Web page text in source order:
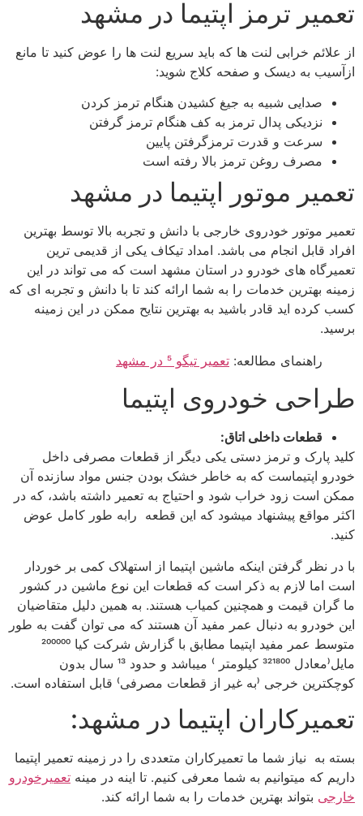
تعمیر ترمز اپتیما در مشهد
از علائم خرابی لنت ها که باید سریع لنت ها را عوض کنید تا مانع
ازآسیب به دیسک و صفحه کلاج شوید:
صدایی شبیه به جیغ کشیدن هنگام ترمز کردن
نزدیکی پدال ترمز به کف هنگام ترمز گرفتن
سرعت و قدرت ترمزگرفتن پایین
مصرف روغن ترمز بالا رفته است
تعمیر موتور اپتیما در مشهد
تعمیر موتور خودروی خارجی با دانش و تجربه بالا توسط بهترین
افراد قابل انجام می باشد. امداد تیکاف یکی از قدیمی ترین
تعمیرگاه های خودرو در استان مشهد است که می تواند در این
زمینه بهترین خدمات را به شما ارائه کند تا با دانش و تجربه ای که
کسب کرده اید قادر باشید به بهترین نتایح ممکن در این زمینه
برسید.
راهنمای مطالعه: تعمیر تیگو 5 در مشهد
طراحی خودروی اپتیما
قطعات داخلی اتاق:
کلید پارک و ترمز دستی یکی دیگر از قطعات مصرفی داخل
خودرو اپتیماست که به خاطر خشک بودن جنس مواد سازنده آن
ممکن است زود خراب شود و احتیاج به تعمیر داشته باشد، که در
اکثر مواقع پیشنهاد میشود که این قطعه رابه طور کامل عوض
کنید.
با در نظر گرفتن اینکه ماشین اپتیما از استهلاک کمی بر خوردار
است اما لازم به ذکر است که قطعات این نوع ماشین در کشور
ما گران قیمت و همچنین کمیاب هستند. به همین دلیل متقاضیان
این خودرو به دنبال عمر مفید آن هستند که می توان گفت به طور
متوسط عمر مفید اپتیما مطابق با گزارش شرکت کیا 200000
مایل(معادل 321800 کیلومتر ) میباشد و حدود 13 سال بدون
کوچکترین خرجی (به غیر از قطعات مصرفی) قابل استفاده است.
تعمیرکاران اپتیما در مشهد:
بسته به نیاز شما ما تعمیرکاران متعددی را در زمینه تعمیر اپتیما
داریم که میتوانیم به شما معرفی کنیم. تا اینه در مینه تعمیرخودرو
خارجی بتواند بهترین خدمات را به شما ارائه کند.